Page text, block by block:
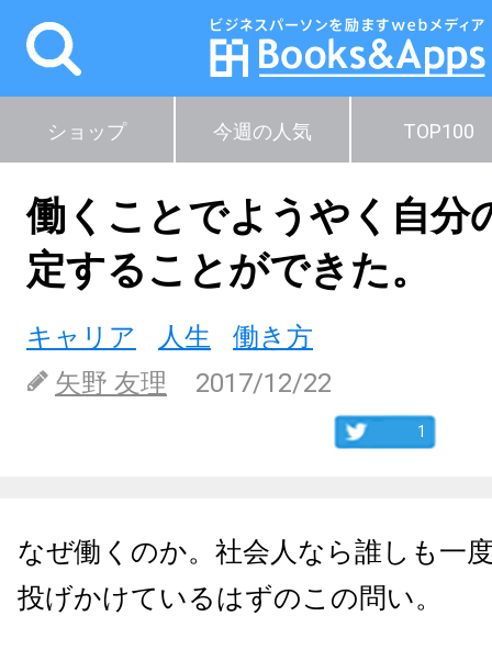
ショップ 今週の人気 TOP100
働くことでようやく自分
定することができた。
キャリア 人生
働き方
矢野 友理
2017/12/22
1
なぜ働くのか。社会人なら誰しも一
投げかけているはずのこの問い。